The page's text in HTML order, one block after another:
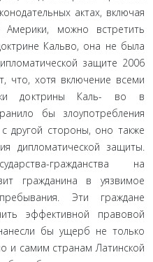
актах, включая
Америки, можно встретить
Кальво, она не была
защите 2006
что, хотя включение всеми
доктрины Каль- во в
бы злоупотребления
другой стороны, оно также
дипломатической защиты.
гражданства на
гражданина в уязвимое
Эти граждане
эффективной правовой
бы ущерб не только
и самим странам Латинской